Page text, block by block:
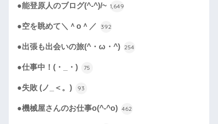
●能登原人のブログ(^-^)/~ 1,649
●空を眺めて＼＾o＾／ 392
●出張も出会いの旅(^・ω・^) 254
●仕事中！(・_・) 75
●失敗 (ノ_＜。) 93
●機械屋さんのお仕事o(^-^o) 462